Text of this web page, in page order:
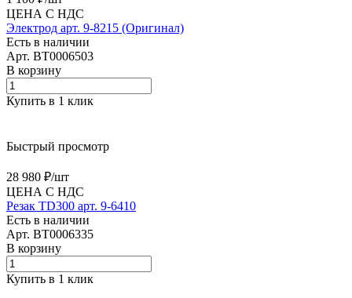
ЦЕНА С НДС
Электрод арт. 9-8215 (Оригинал)
Есть в наличии
Арт. BT0006503
В корзину
Купить в 1 клик
Быстрый просмотр
28 980 ₽/шт
ЦЕНА С НДС
Резак TD300 арт. 9-6410
Есть в наличии
Арт. BT0006335
В корзину
Купить в 1 клик